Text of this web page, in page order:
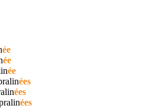
ée
ée
ée
ées
ées
ées